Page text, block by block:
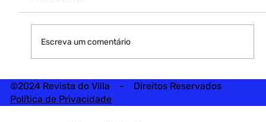
Escreva um comentário
©2024 Revista do Villa - Direitos Reservados
Política de Privacidade